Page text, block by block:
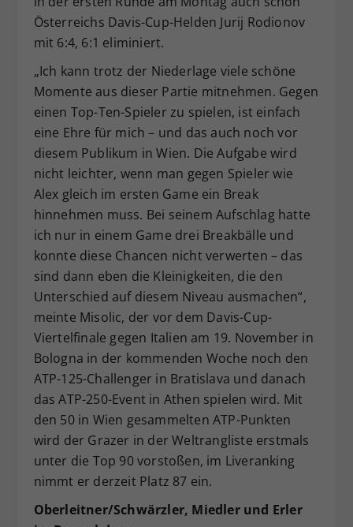
Österreichs Davis-Cup-Helden Jurij Rodionov
mit 6:4, 6:1 eliminiert.
„Ich kann trotz der Niederlage viele schöne
Momente aus dieser Partie mitnehmen. Gegen
einen Top-Ten-Spieler zu spielen, ist einfach
eine Ehre für mich – und das auch noch vor
diesem Publikum in Wien. Die Aufgabe wird
nicht leichter, wenn man gegen Spieler wie
Alex gleich im ersten Game ein Break
hinnehmen muss. Bei seinem Aufschlag hatte
ich nur in einem Game drei Breakbälle und
konnte diese Chancen nicht verwerten – das
sind dann eben die Kleinigkeiten, die den
Unterschied auf diesem Niveau ausmachen“,
meinte Misolic, der vor dem Davis-Cup-
Viertelfinale gegen Italien am 19. November in
Bologna in der kommenden Woche noch den
ATP-125-Challenger in Bratislava und danach
das ATP-250-Event in Athen spielen wird. Mit
den 50 in Wien gesammelten ATP-Punkten
wird der Grazer in der Weltrangliste erstmals
unter die Top 90 vorstoßen, im Liveranking
nimmt er derzeit Platz 87 ein.
Oberleitner/Schwärzler, Miedler und Erler